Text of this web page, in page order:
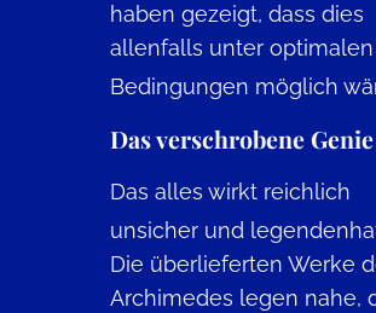
haben gezeigt, dass dies
allenfalls unter optimalen
Bedingungen möglich
Das verschrobene Genie
Das alles wirkt reichlich
unsicher und
Die überlieferten Werke
Archimedes legen nahe,